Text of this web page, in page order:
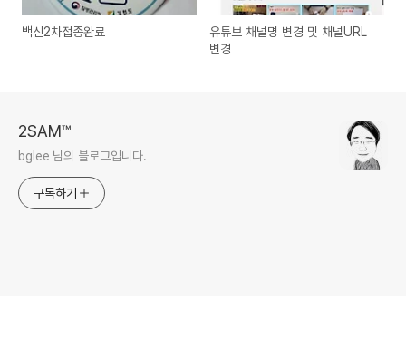
백신2차접종완료
유튜브 채널명 변경 및 채널URL
변경
2SAM™
bglee 님의 블로그입니다.
구독하기